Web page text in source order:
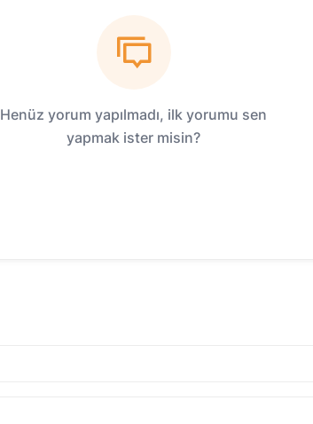
Henüz yorum yapılmadı, ilk yorumu sen
yapmak ister misin?